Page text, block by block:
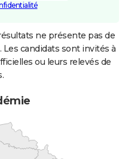
ne présente pas de
candidats sont invités à
ou leurs relevés de